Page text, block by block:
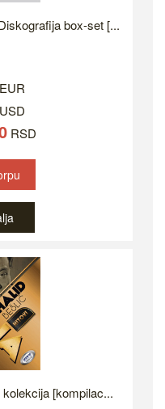
box-set [...
EUR
USD
RSD
[kompilac...